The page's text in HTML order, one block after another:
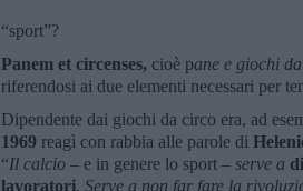
“sport”?
Panem et circenses, cioè pane e giochi
riferendosi ai due elementi necessari per
Dipendente dai giochi da circo era, ad
1969 reagì con rabbia alle parole di
“Il calcio – e in genere lo sport – serve a
lavoratori. Serve a non far fare la